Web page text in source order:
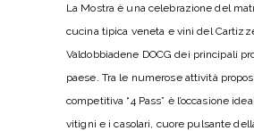
La Mostra è una celebrazione del
cucina tipica veneta e vini del
Valdobbiadene DOCG dei principali
paese. Tra le numerose attività
competitiva “4 Pass” è l’occasione
vitigni e i casolari, cuore pulsante